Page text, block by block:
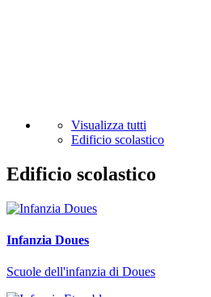
Visualizza tutti
Edificio scolastico
Edificio scolastico
Infanzia Doues
Scuole dell'infanzia di Doues